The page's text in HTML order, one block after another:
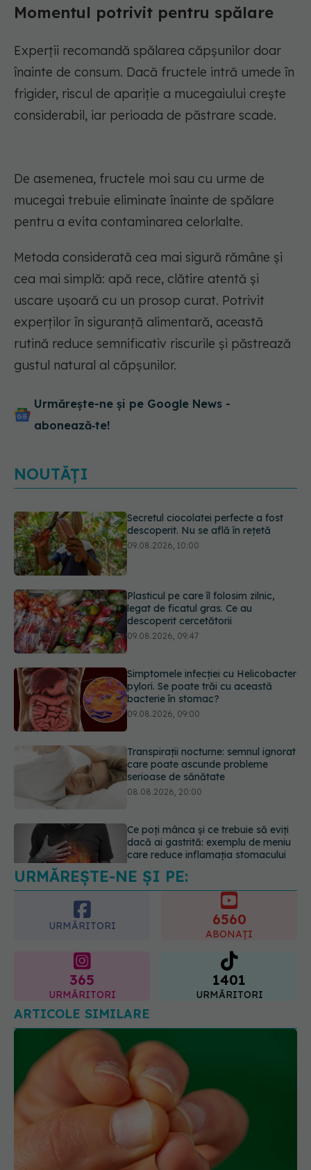
Momentul potrivit pentru spălare
Experții recomandă spălarea căpșunilor doar
înainte de consum. Dacă fructele intră umede în
frigider, riscul de apariție a mucegaiului crește
considerabil, iar perioada de păstrare scade.
De asemenea, fructele moi sau cu urme de
mucegai trebuie eliminate înainte de spălare
pentru a evita contaminarea celorlalte.
Metoda considerată cea mai sigură rămâne și
cea mai simplă: apă rece, clătire atentă și
uscare ușoară cu un prosop curat. Potrivit
experților în siguranță alimentară, această
rutină reduce semnificativ riscurile și păstrează
gustul natural al căpșunilor.
Urmărește-ne și pe Google News -
abonează‑te!
NOUTĂȚI
Plasticul pe care îl folosim zilnic,
legat de ficatul gras. Ce au
descoperit cercetătorii
Simptomele infecției cu Helicobacter
pylori. Se poate trăi cu această
bacterie în stomac?
09.08.2026, 09:00
Transpirații nocturne: semnul ignorat
care poate ascunde probleme
serioase de sănătate
08.08.2026, 20:00
Ce poți mânca și ce trebuie să eviți
dacă ai gastrită: exemplu de meniu
care reduce inflamația stomacului
08.08.2026, 19:00
Secretul ciocolatei perfecte a fost
descoperit. Nu se află în rețetă
09.08.2026, 10:00
URMĂREȘTE-NE ȘI PE:
URMĂRITORI
365 1401
ARTICOLE SIMILARE
Cum tratezi acasă unghia încarnată